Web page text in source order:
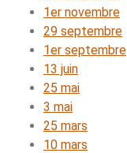
1er novembre
29 septembre
1er septembre
13 juin
25 mai
3 mai
25 mars
10 mars